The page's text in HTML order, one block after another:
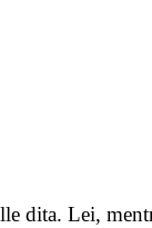
dita. Lei,